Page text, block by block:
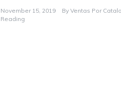
November 15, 2019 By Ventas Por
Reading